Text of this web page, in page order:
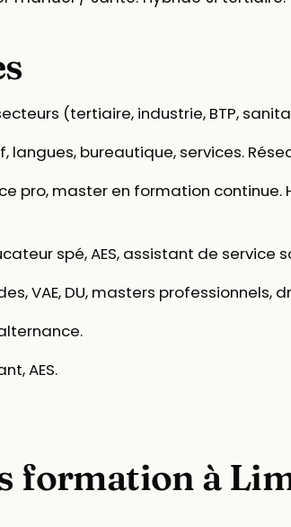
(tertiaire, industrie, BTP,
bureautique, services.
pro, master en formation
spé, AES, assistant de service
VAE, DU, masters professionnels,
AES.
formation à